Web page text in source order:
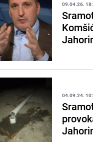
09.04.26.
04.09.24.